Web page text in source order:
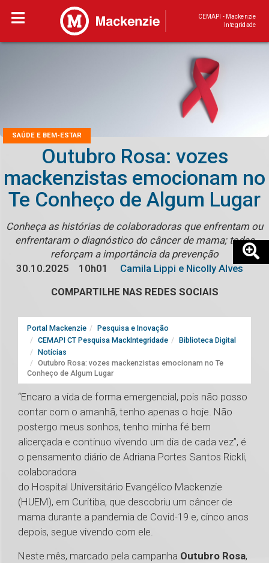
CEMAPI - Mackenzie
Integridade
SAÚDE E BEM-ESTAR
Outubro Rosa: vozes
mackenzistas emocionam no
Te Conheço de Algum Lugar
Conheça as histórias de colaboradoras que enfrentam ou
enfrentaram o diagnóstico do câncer de mama; todas
reforçam a importância da prevenção
30.10.2025
10h01
Camila Lippi e Nicolly Alves
COMPARTILHE NAS REDES SOCIAIS
Portal Mackenzie
Pesquisa e Inovação
CEMAPI CT Pesquisa MackIntegridade
Biblioteca Digital
Notícias
Outubro Rosa: vozes mackenzistas emocionam no Te
Conheço de Algum Lugar
“Encaro a vida de forma emergencial, pois não posso
contar com o amanhã, tenho apenas o hoje. Não
postergo meus sonhos, tenho minha fé bem
alicerçada e continuo vivendo um dia de cada vez”, é
o pensamento diário de Adriana Portes Santos Rickli,
colaboradora
do Hospital Universitário Evangélico Mackenzie
(HUEM), em Curitiba, que descobriu um câncer de
mama durante a pandemia de Covid-19 e, cinco anos
depois, segue vivendo com ele.
Neste mês, marcado pela campanha Outubro Rosa,